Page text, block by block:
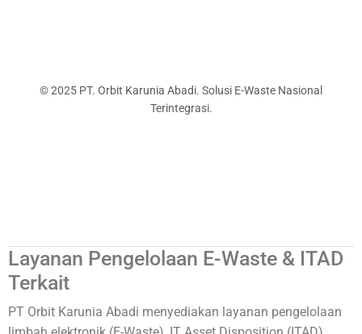
© 2025 PT. Orbit Karunia Abadi. Solusi E-Waste Nasional
Terintegrasi.
Layanan Pengelolaan E-Waste & ITAD
Terkait
PT Orbit Karunia Abadi menyediakan layanan pengelolaan